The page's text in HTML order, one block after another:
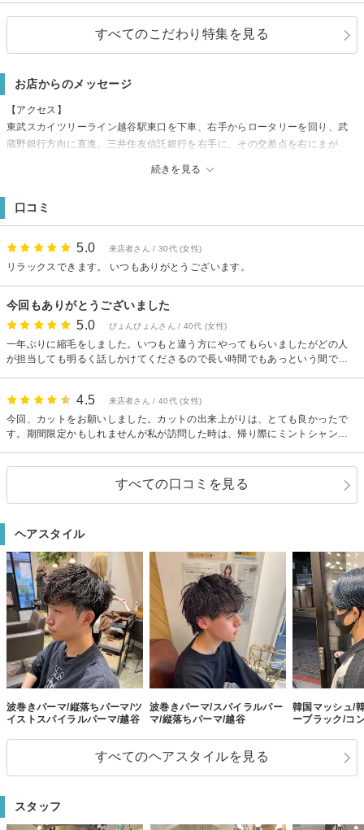
すべてのこだわり特集を見る
お店からのメッセージ
続きを見る
【アクセス】
東武スカイツリーライン越谷駅東口を下車、右手からロータリーを回り、武
蔵野銀行方向に直進。三井住友信託銀行を右手に、その交差点を右にまが
ご来店の方に1時間分のサービス券 2メニュー以上の方は2時間分差し上げて
おります。
口コミ
5.0 来店者さん / 30代 (女性)
リラックスできます。 いつもありがとうございます。
今回もありがとうございました
5.0 ぴょんぴょんさん / 40代 (女性)
一年ぶりに縮毛をしました。いつもと違う方にやってもらいましたがどの人
が担当しても明るく話しかけてくださるので長い時間でもあっという間でし
4.5 来店者さん / 40代 (女性)
今回、カットをお願いしました。カットの出来上がりは、とても良かったで
す。期間限定かもしれませんが私が訪問した時は、帰り際にミントシャンプ
すべての口コミを見る
ヘアスタイル
波巻きパーマ/縦落ちパーマ/ツ
イストスパイラルパーマ/越谷
波巻きパーマ/スパイラルパー
マ/縦落ちパーマ/越谷
韓国マッシュ/
ーブラック/コ
すべてのヘアスタイルを見る
スタッフ